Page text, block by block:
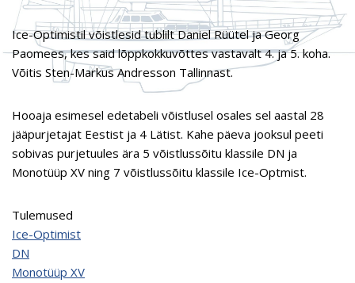
Ice-Optimistil võistlesid tublilt Daniel Rüütel ja Georg
Paomees, kes said lõppkokkuvõttes vastavalt 4. ja 5. koha.
Võitis Sten-Markus Andresson Tallinnast.
Hooaja esimesel edetabeli võistlusel osales sel aastal 28
jääpurjetajat Eestist ja 4 Lätist. Kahe päeva jooksul peeti
sobivas purjetuules ära 5 võistlussõitu klassile DN ja
Monotüüp XV ning 7 võistlussõitu klassile Ice-Optmist.
Tulemused
Ice-Optimist
DN
Monotüüp XV